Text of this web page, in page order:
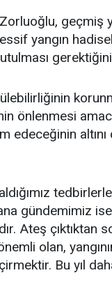
geçmiş
yangın
gerektiğini
önlenmesi
edeceğinin
gündemimiz ise
Ateş çıktıktan
olan,
Bu yıl